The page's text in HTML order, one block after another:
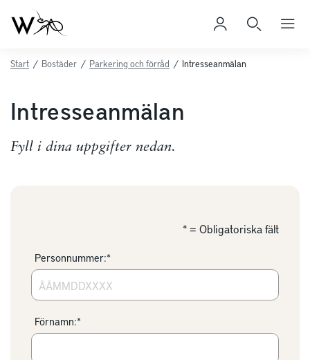
Start / Bostäder / Parkering och förråd / Intresseanmälan
Intresseanmälan
Fyll i dina uppgifter nedan.
* = Obligatoriska fält
Personnummer:*
Förnamn:*